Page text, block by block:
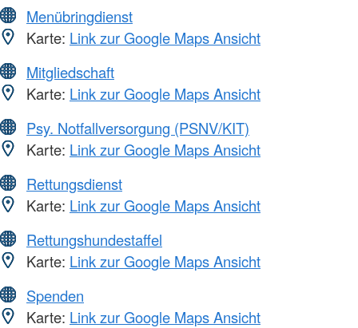
Menübringdienst
Karte: Link zur Google Maps Ansicht
Mitgliedschaft
Karte: Link zur Google Maps Ansicht
Psy. Notfallversorgung (PSNV/KIT)
Karte: Link zur Google Maps Ansicht
Rettungsdienst
Karte: Link zur Google Maps Ansicht
Rettungshundestaffel
Karte: Link zur Google Maps Ansicht
Spenden
Karte: Link zur Google Maps Ansicht